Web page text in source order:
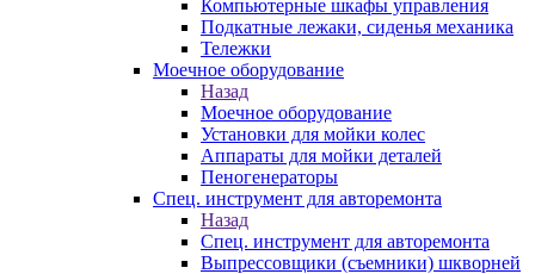
Компьютерные шкафы управления
Подкатные лежаки, сиденья механика
Тележки
Моечное оборудование
Назад
Моечное оборудование
Установки для мойки колес
Аппараты для мойки деталей
Пеногенераторы
Спец. инструмент для авторемонта
Назад
Спец. инструмент для авторемонта
Выпрессовщики (съемники) шкворней